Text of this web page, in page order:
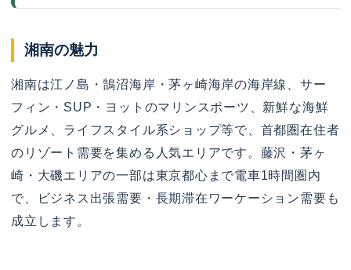
湘南の魅力
湘南は江ノ島・鵠沼海岸・茅ヶ崎海岸の海岸線、サー
フィン・SUP・ヨットのマリンスポーツ、新鮮な海鮮
グルメ、ライフスタイル系ショップ等で、首都圏在住者
のリゾート需要を集める人気エリアです。藤沢・茅ヶ
崎・大磯エリアの一部は東京都心まで電車1時間圏内
で、ビジネス出張需要・長期滞在ワーケーション需要も
成立します。